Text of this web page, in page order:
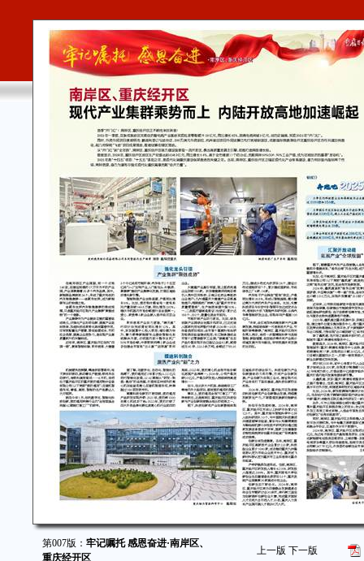
第007版： 牢记嘱托 感恩奋进·南岸区、
重庆经开区
上一版 下一版